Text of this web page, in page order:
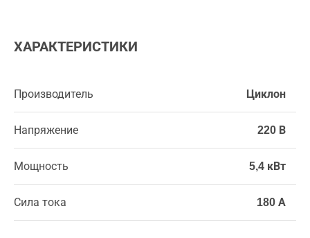
ХАРАКТЕРИСТИКИ
Производитель Циклон
Напряжение 220 В
Мощность 5,4 кВт
Сила тока 180 А